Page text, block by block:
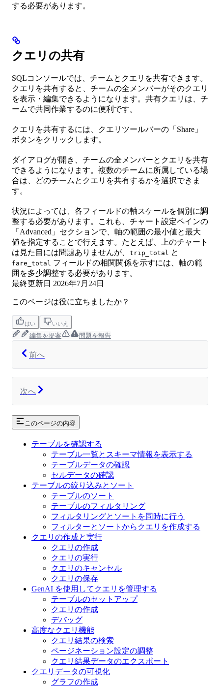
する必要があります。
クエリの共有
SQLコンソールでは、チームとクエリを共有できます。
クエリを共有すると、チームの全メンバーがそのクエリ
を表示・編集できるようになります。共有クエリは、チ
ームで共同作業するのに便利です。
クエリを共有するには、クエリツールバーの「Share」
ボタンをクリックします。
ダイアログが開き、チームの全メンバーとクエリを共有
できるようになります。複数のチームに所属している場
合は、どのチームとクエリを共有するかを選択できま
す。
状況によっては、各フィールドの軸スケールを個別に調
整する必要があります。これも、チャート設定ペインの
「Advanced」セクションで、軸の範囲の最小値と最大
値を指定することで行えます。たとえば、上のチャート
は見た目には問題ありませんが、 trip_total と
fare_total フィールドの相関関係を示すには、軸の範
囲を多少調整する必要があります。
最終更新日 2026年7月24日
このページは役に立ちましたか？
はい いいえ
編集を提案 問題を報告
前へ
次へ
このページの内容
テーブルを確認する
テーブル一覧とスキーマ情報を表示する
テーブルデータの確認
セルデータの確認
テーブルの絞り込みとソート
テーブルのソート
テーブルのフィルタリング
フィルタリングとソートを同時に行う
フィルターとソートからクエリを作成する
クエリの作成と実行
クエリの作成
クエリの実行
クエリのキャンセル
クエリの保存
GenAI を使用してクエリを管理する
テーブルのセットアップ
クエリの作成
デバッグ
高度なクエリ機能
クエリ結果の検索
ページネーション設定の調整
クエリ結果データのエクスポート
クエリデータの可視化
グラフの作成